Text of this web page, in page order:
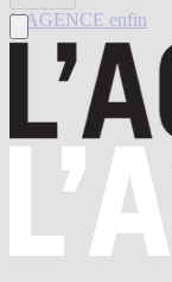
L'AGENCE enfin